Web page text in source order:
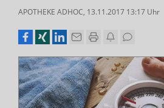
APOTHEKE ADHOC, 13.11.2017 13:17 Uhr